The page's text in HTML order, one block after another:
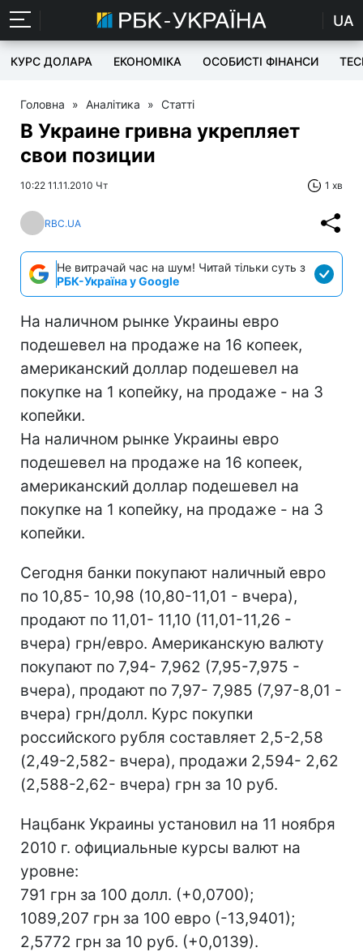
UA
КУРС ДОЛАРА ЕКОНОМІКА ОСОБИСТІ ФІНАНСИ
Головна » Аналітика » Статті
В Украине гривна укрепляет
свои позиции
10:22 11.11.2010 Чт 1 хв
RBC.UA
Не витрачай час на шум! Читай тільки суть з
РБК-Україна у Google
На наличном рынке Украины евро
подешевел на продаже на 16 копеек,
американский доллар подешевел на
покупке на 1 копейку, на продаже - на 3
копейки.
На наличном рынке Украины евро
подешевел на продаже на 16 копеек,
американский доллар подешевел на
покупке на 1 копейку, на продаже - на 3
копейки.
Сегодня банки покупают наличный евро
по 10,85- 10,98 (10,80-11,01 - вчера),
продают по 11,01- 11,10 (11,01-11,26 -
вчера) грн/евро. Американскую валюту
покупают по 7,94- 7,962 (7,95-7,975 -
вчера), продают по 7,97- 7,985 (7,97-8,01 -
вчера) грн/долл. Курс покупки
российского рубля составляет 2,5-2,58
(2,49-2,582- вчера), продажи 2,594- 2,62
(2,588-2,62- вчера) грн за 10 руб.
Нацбанк Украины установил на 11 ноября
2010 г. официальные курсы валют на
уровне:
791 грн за 100 долл. (+0,0700);
1089,207 грн за 100 евро (-13,9401);
2,5772 грн за 10 руб. (+0,0139).